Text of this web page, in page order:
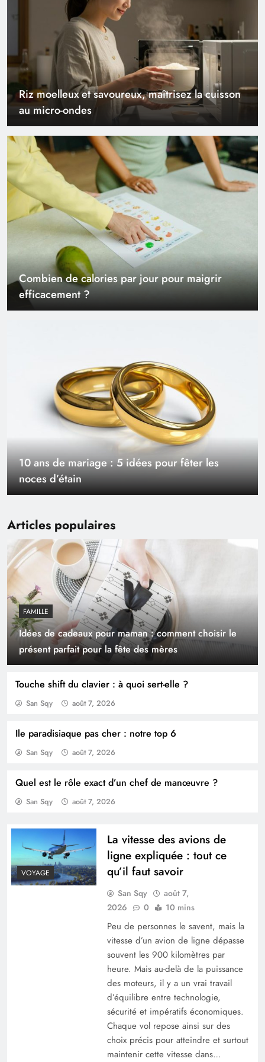
Articles populaires
FAMILLE
Idées de cadeaux pour maman : comment choisir le
présent parfait pour la fête des mères
Touche shift du clavier : à quoi sert-elle ?
San Sqy août 7, 2026
Ile paradisiaque pas cher : notre top 6
San Sqy août 7, 2026
Quel est le rôle exact d’un chef de manœuvre ?
San Sqy août 7, 2026
Riz moelleux et savoureux, maîtrisez la cuisson
au micro-ondes
Combien de calories par jour pour maigrir
efficacement ?
10 ans de mariage : 5 idées pour fêter les
noces d’étain
Acheter un appartement auprès d’un
promoteur immobilier, avantages et
inconvénients
Travaux mal faits : comment faire constater les
défauts ?
La vitesse des avions de ligne expliquée : tout
VOYAGE
La vitesse des avions de
ligne expliquée : tout ce
qu’il faut savoir
San Sqy
août 7,
2026
0 10 mins
Peu de personnes le savent, mais la
vitesse d’un avion de ligne dépasse
souvent les 900 kilomètres par
heure. Mais au-delà de la puissance
des moteurs, il y a un vrai travail
d’équilibre entre technologie,
sécurité et impératifs économiques.
Chaque vol repose ainsi sur des
choix précis pour atteindre et surtout
maintenir cette vitesse dans…